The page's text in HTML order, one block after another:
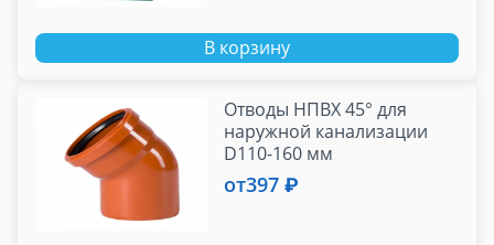
В корзину
Отводы НПВХ 45° для
наружной канализации
D110-160 мм
от397 ₽